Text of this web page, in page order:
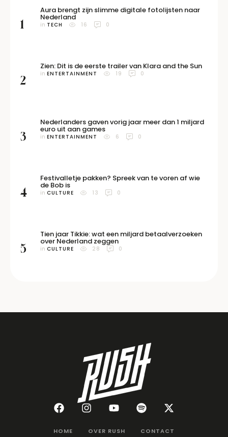
1
Aura brengt zijn slimme digitale fotolijsten naar
Nederland
in TECH 16 0
2
Zien: Dit is de eerste trailer van Klara and the Sun
in ENTERTAINMENT 19 0
3
Nederlanders gaven vorig jaar meer dan 1 miljard
euro uit aan games
in ENTERTAINMENT 6 0
4
Festivalletje pakken? Spreek van te voren af wie
de Bob is
in CULTURE 13 0
5
Tien jaar Tikkie: wat een miljard betaalverzoeken
over Nederland zeggen
in CULTURE 28 0
HOME OVER RUSH CONTACT